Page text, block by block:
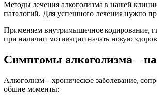
Методы лечения алкоголизма в нашей
патологий. Для успешного лечения нужно
Применяем внутримышечное кодирование,
при наличии мотивации начать новую
Симптомы алкоголизма –
Алкоголизм – хроническое заболевание,
общие моменты: